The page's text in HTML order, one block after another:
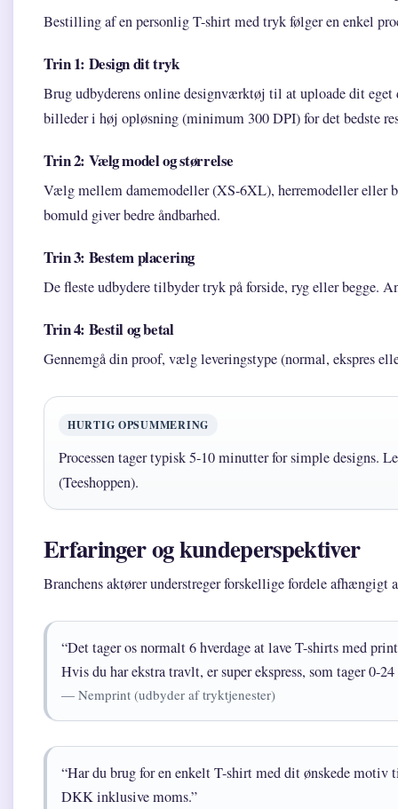
Bestilling af en personlig T-shirt med tryk følger en enkel
Trin 1: Design dit tryk
Brug udbyderens online designværktøj til at uploade dit
billeder i høj opløsning (minimum 300 DPI) for det bedste
Trin 2: Vælg model og størrelse
Vælg mellem damemodeller (XS-6XL), herremodeller eller
bomuld giver bedre åndbarhed.
Trin 3: Bestem placering
De fleste udbydere tilbyder tryk på forside, ryg eller begge.
Trin 4: Bestil og betal
Gennemgå din proof, vælg leveringstype (normal, ekspres
HURTIG OPSUMMERING
Processen tager typisk 5-10 minutter for simple designs.
(Teeshoppen).
Erfaringer og kundeperspektiver
Branchens aktører understreger forskellige fordele afhængigt
“Det tager os normalt 6 hverdage at lave T-shirts med
Hvis du har ekstra travlt, er super ekspress, som tager 0-
— Nemprint (udbyder af tryktjenester)
“Har du brug for en enkelt T-shirt med dit ønskede
DKK inklusive moms.”